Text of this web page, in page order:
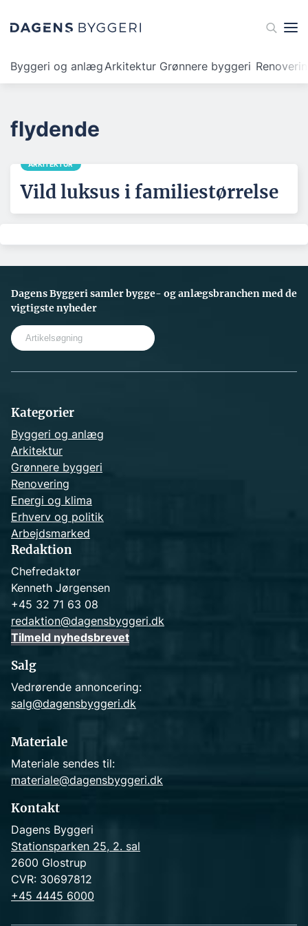
Byggeri og anlægArkitektur Grønnere byggeri
flydende
ARKITEKTUR
Vild luksus i familiestørrelse
Dagens Byggeri samler bygge- og anlægsbranchen med de
vigtigste nyheder
Kategorier
Byggeri og anlæg
Arkitektur
Grønnere byggeri
Renovering
Energi og klima
Erhverv og politik
Arbejdsmarked
Redaktion
Chefredaktør
Kenneth Jørgensen
+45 32 71 63 08
redaktion@dagensbyggeri.dk
Tilmeld nyhedsbrevet
Salg
Vedrørende annoncering:
salg@dagensbyggeri.dk
Materiale
Materiale sendes til:
materiale@dagensbyggeri.dk
Kontakt
Dagens Byggeri
Stationsparken 25, 2. sal
2600 Glostrup
CVR: 30697812
+45 4445 6000